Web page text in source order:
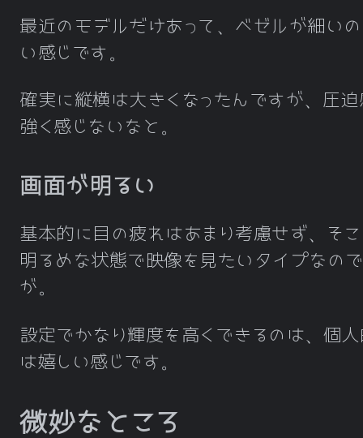
最近のモデルだけあって、ベゼルが細い
い感じです。
確実に縦横は大きくなったんですが、圧迫
強く感じないなと。
画面が明るい
基本的に目の疲れはあまり考慮せず、そ
明るめな状態で映像を見たいタイプなの
が。
設定でかなり輝度を高くできるのは、個
は嬉しい感じです。
微妙なところ